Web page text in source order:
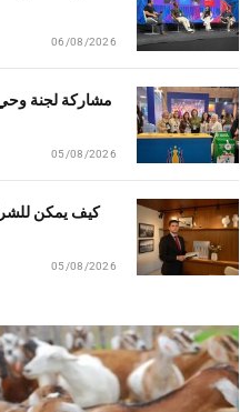
06/08/2026
مشاركة لجنة
05/08/2026
كيف يمكن
05/08/2026